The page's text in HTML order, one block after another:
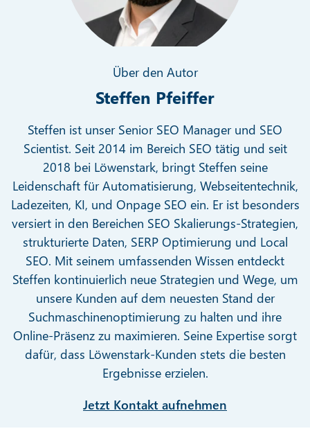
Über den Autor
Steffen Pfeiffer
Steffen ist unser Senior SEO Manager und SEO
Scientist. Seit 2014 im Bereich SEO tätig und seit
2018 bei Löwenstark, bringt Steffen seine
Leidenschaft für Automatisierung, Webseitentechnik,
Ladezeiten, KI, und Onpage SEO ein. Er ist besonders
versiert in den Bereichen SEO Skalierungs-Strategien,
strukturierte Daten, SERP Optimierung und Local
SEO. Mit seinem umfassenden Wissen entdeckt
Steffen kontinuierlich neue Strategien und Wege, um
unsere Kunden auf dem neuesten Stand der
Suchmaschinenoptimierung zu halten und ihre
Online-Präsenz zu maximieren. Seine Expertise sorgt
dafür, dass Löwenstark-Kunden stets die besten
Ergebnisse erzielen.
Jetzt Kontakt aufnehmen